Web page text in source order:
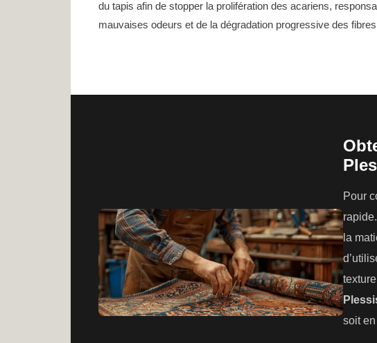
du tapis afin de stopper la prolifération des acariens,
mauvaises odeurs et de la dégradation progressive des
Pour
la
soit